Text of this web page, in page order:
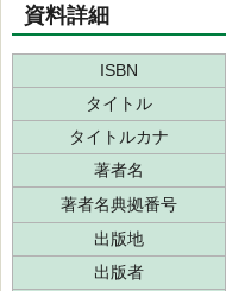
資料詳細
ISBN
タイトル
タイトルカナ
著者名
著者名典拠番号
出版地
出版者